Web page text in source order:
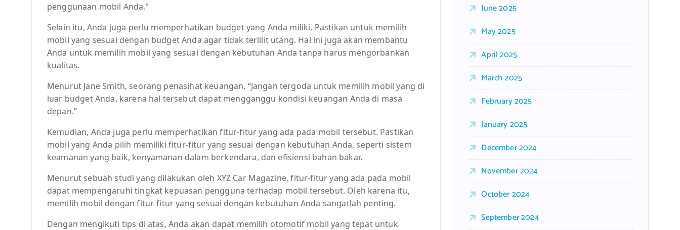
penggunaan mobil Anda.”
Selain itu, Anda juga perlu memperhatikan budget yang Anda miliki. Pastikan untuk memilih
mobil yang sesuai dengan budget Anda agar tidak terlilit utang. Hal ini juga akan membantu
Anda untuk memilih mobil yang sesuai dengan kebutuhan Anda tanpa harus mengorbankan
kualitas.
Menurut Jane Smith, seorang penasihat keuangan, “Jangan tergoda untuk memilih mobil yang di
luar budget Anda, karena hal tersebut dapat mengganggu kondisi keuangan Anda di masa
depan.”
Kemudian, Anda juga perlu memperhatikan fitur-fitur yang ada pada mobil tersebut. Pastikan
mobil yang Anda pilih memiliki fitur-fitur yang sesuai dengan kebutuhan Anda, seperti sistem
keamanan yang baik, kenyamanan dalam berkendara, dan efisiensi bahan bakar.
Menurut sebuah studi yang dilakukan oleh XYZ Car Magazine, fitur-fitur yang ada pada mobil
dapat mempengaruhi tingkat kepuasan pengguna terhadap mobil tersebut. Oleh karena itu,
memilih mobil dengan fitur-fitur yang sesuai dengan kebutuhan Anda sangatlah penting.
Dengan mengikuti tips di atas, Anda akan dapat memilih otomotif mobil yang tepat untuk
June 2025
May 2025
April 2025
March 2025
February 2025
January 2025
December 2024
November 2024
October 2024
September 2024